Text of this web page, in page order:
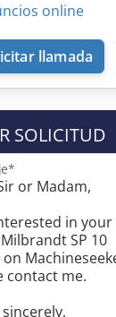
online
llamada
SOLICITUD